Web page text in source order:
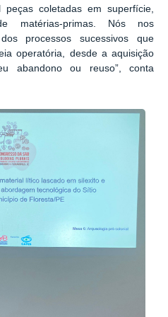
coletadas em superfície,
matérias-primas. Nós nos
processos sucessivos que
operatória, desde a aquisição
abandono ou reuso”, conta